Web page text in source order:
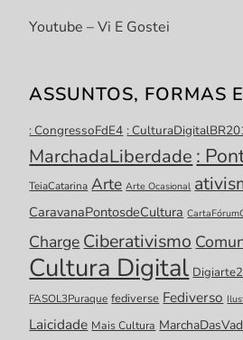
Youtube – Vi E Gostei
ASSUNTOS, FORMAS
: CongressoFdE4 :
MarchadaLiberdade :
TeiaCatarina Arte Arte Ocasional
CaravanaPontosdeCultura
ChargeCiberativismo
Cultura Digital Digiarte2
FASOL3Puraque fediverse Fediverso
Laicidade Mais Cultura